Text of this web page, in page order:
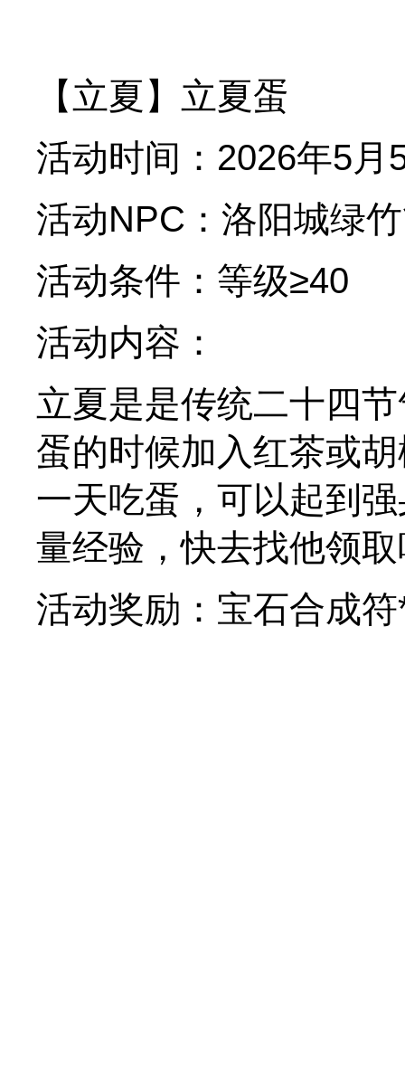
【立夏】立夏蛋
活动时间：2026年5月
活动NPC：洛阳城绿
活动条件：等级≥40
活动内容：
立夏是是传统二十四
蛋的时候加入红茶或
一天吃蛋，可以起到
量经验，快去找他领
活动奖励：宝石合成